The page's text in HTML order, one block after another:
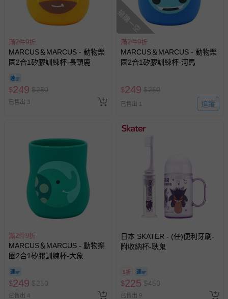
滿2件9折
MARCUS＆MARCUS - 動物樂
園2合1矽膠訓練杯-長頸鹿
$249 $250
已售出 3
搶購一空
滿2件9折
MARCUS＆MARCUS - 動物樂
園2合1矽膠訓練杯-河馬
$249 $250
已售出 1 追蹤
滿2件9折
MARCUS＆MARCUS - 動物樂
園2合1矽膠訓練杯-大象
$249 $250
已售出 4
日本 SKATER - (任)便利牙刷-
附收納杯-耿鬼
5折
$225 $450
已售出 9